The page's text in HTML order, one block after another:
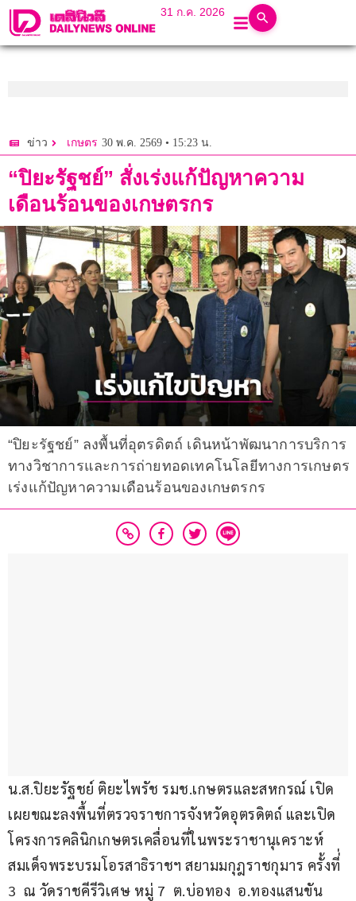
31 ก.ค. 2026
ข่าว เกษตร 30 พ.ค. 2569 • 15:23 น.
“ปิยะรัฐชย์” สั่งเร่งแก้ปัญหาความ
เดือนร้อนของเกษตรกร
“ปิยะรัฐชย์” ลงพื้นที่อุตรดิตถ์ เดินหน้าพัฒนาการบริการ
ทางวิชาการและการถ่ายทอดเทคโนโลยีทางการเกษตร
เร่งแก้ปัญหาความเดือนร้อนของเกษตรกร
น.ส.ปิยะรัฐชย์ ติยะไพรัช รมช.เกษตรและสหกรณ์ เปิด
เผยขณะลงพื้นที่ตรวจราชการจังหวัดอุตรดิตถ์ และเปิด
โครงการคลินิกเกษตรเคลื่อนที่ในพระราชานุเคราะห์
สมเด็จพระบรมโอรสาธิราชฯ สยามมกุฎราชกุมาร ครั้งที่่
3  ณ วัดราชคีรีวิเศษ หมู่ 7  ต.บ่อทอง  อ.ทองแสนขัน